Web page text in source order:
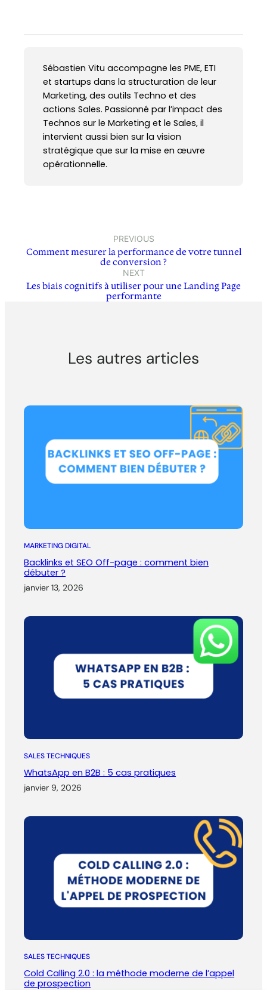
Sébastien Vitu accompagne les PME, ETI
et startups dans la structuration de leur
Marketing, des outils Techno et des
actions Sales. Passionné par l’impact des
Technos sur le Marketing et le Sales, il
intervient aussi bien sur la vision
stratégique que sur la mise en œuvre
opérationnelle.
PREVIOUS
Comment mesurer la performance de votre tunnel
de conversion ?
NEXT
Les biais cognitifs à utiliser pour une Landing Page
performante
Les autres articles
MARKETING DIGITAL
Backlinks et SEO Off-page : comment bien
débuter ?
janvier 13, 2026
SALES TECHNIQUES
WhatsApp en B2B : 5 cas pratiques
janvier 9, 2026
SALES TECHNIQUES
Cold Calling 2.0 : la méthode moderne de l’appel
de prospection